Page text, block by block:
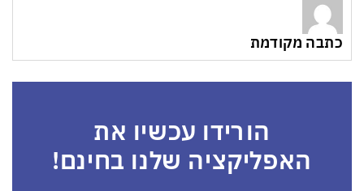
כתבה מקודמת
הורידו עכשיו את
האפליקציה שלנו בחינם!